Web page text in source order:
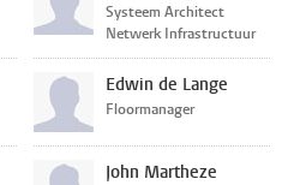
Systeem Architect
Netwerk Infrastructuur
Edwin de Lange
Floormanager
John Martheze